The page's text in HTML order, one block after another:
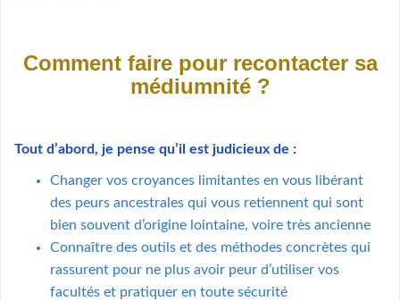
Comment faire pour recontacter sa
médiumnité ?
Tout d’abord, je pense qu’il est judicieux de :
Changer vos croyances limitantes en vous libérant
des peurs ancestrales qui vous retiennent qui sont
bien souvent d’origine lointaine, voire très ancienne
Connaître des outils et des méthodes concrètes qui
rassurent pour ne plus avoir peur d’utiliser vos
facultés et pratiquer en toute sécurité